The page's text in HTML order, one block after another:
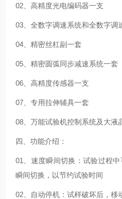
02、高精度光电编码器一支
03、全数字调速系统和全数字调
04、精密丝杠副一套
05、精密圆弧同步减速系统一套
06、高精度传感器一支
07、专用拉伸辅具一套
08、万能试验机控制系统及大液
四、功能介绍：
01、速度瞬间切换：试验过程
瞬间切换，以节约试验时间
02、自动停机：试样破坏后，移